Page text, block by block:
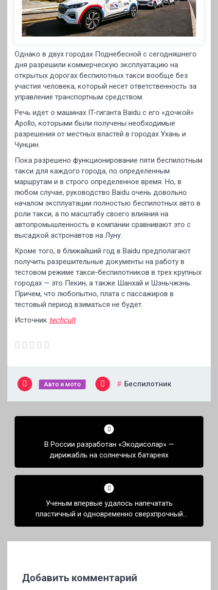
Однако в двух городах Поднебесной с сегодняшнего
дня разрешили коммерческую эксплуатацию на
открытых дорогах беспилотных такси вообще без
участия человека, который несет ответственность за
управление транспортным средством.
Речь идет о машинах IT-гиганта Baidu с его «дочкой»
Apollo, которыми были получены необходимые
разрешения от местных властей в городах Ухань и
Чунцин.
Пока разрешено функционирование пяти беспилотным
такси для каждого города, по определенным
маршрутам и в строго определенное время. Но, в
любом случае, руководство Baidu очень довольно
началом эксплуатации полностью беспилотных авто в
роли такси, а по масштабу своего влияния на
автопромышленность в компании сравнивают это с
высадкой астронавтов на Луну.
Кроме того, в ближайший год в Baidu предполагают
получить разрешительные документы на работу в
тестовом режиме такси-беспилотников в трех крупных
городах — это Пекин, а также Шанхай и Шэньчжэнь.
Причем, что любопытно, плата с пассажиров в
тестовый период взиматься не будет.
Источник techcult
Авто и мото Беспилотник
Навигация
записямВ России разработан «Экодисолар» —
дирижабль на солнечных батареях
Ученым впервые удалось напечатать
пластичный и одновременно сверхпрочный
материал
Добавить комментарий